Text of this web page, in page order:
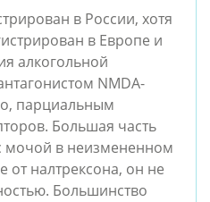
в России, хотя
в Европе и
алкогольной
NMDA-
парциальным
Большая часть
мочой в неизмененном
от налтрексона, он не
Большинство